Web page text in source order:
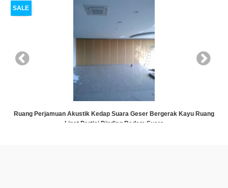
SALE
Ruang Perjamuan Akustik Kedap Suara Geser Bergerak Kayu Ruang
Lipat Partisi Dinding Redam Suara